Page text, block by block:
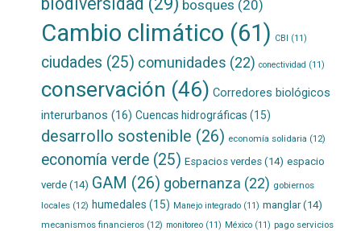
bosques (20)
Cambio climático (61) CBI (11)
ciudades (25) comunidades (22) conectividad (11)
conservación (46) Corredores biológicos
interurbanos (16) Cuencas hidrográficas (15)
desarrollo sostenible (26) economía solidaria (12)
economía verde(25) Espacios verdes(14) espacio
verde(14) GAM (26) gobernanza (22) gobiernos
locales(12) humedales (15) Manejo integrado(11) manglar(14)
mecanismos financieros(12) monitoreo(11) México(11) pago servicios